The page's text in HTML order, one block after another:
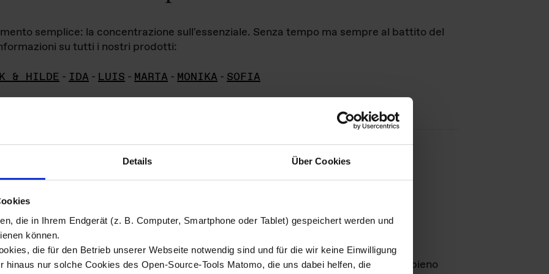
Details Über Cookies
die in Ihrem Endgerät (z. B. Computer, Smartphone oder Tablet) gespeichert werden und
können.
die für den Betrieb unserer Webseite notwendig sind und für die wir keine Einwilligung
hinaus nur solche Cookies des Open-Source-Tools Matomo, die uns dabei helfen, die
semplice: la concentrazione sull'essenziale. Senza tempo ma sempre al battito del
su tutti i nostri prodotti:
& HILDE - IDA - LUIS - MARTA - MONIKA - SOFIA
di immagini
materiale fotografico sono detenuti daDas ganze LebenGmbH e rimangono in pieno